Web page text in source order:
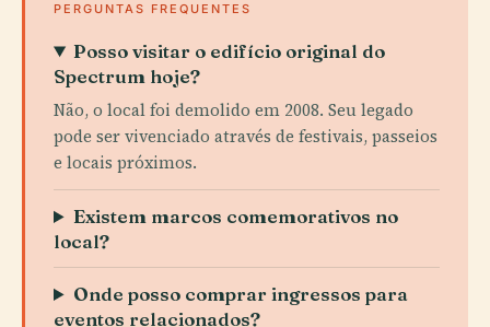
PERGUNTAS FREQUENTES
Posso visitar o edifício original do
Spectrum hoje?
Não, o local foi demolido em 2008. Seu legado
pode ser vivenciado através de festivais, passeios
e locais próximos.
Existem marcos comemorativos no
local?
Onde posso comprar ingressos para
eventos relacionados?